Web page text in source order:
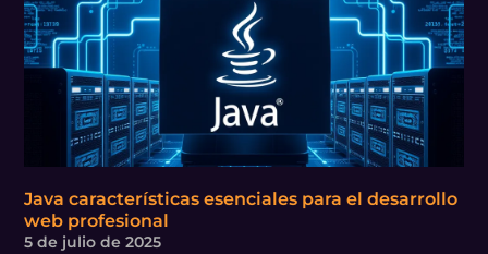
Java características esenciales para el desarrollo
web profesional
5 de julio de 2025